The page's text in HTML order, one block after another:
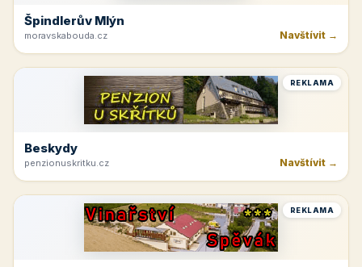
Špindlerův Mlýn
moravskabouda.cz Navštívit →
REKLAMA
Beskydy
penzionuskritku.cz Navštívit →
REKLAMA